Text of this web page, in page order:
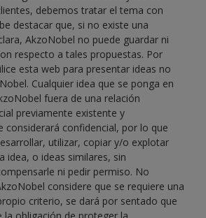
debemos tratar el tema con
destacar que, si no existe una
AkzoNobel no puede guardar ni
respecto a tales propuestas. Por
esta web para presentar ideas no
Cualquier idea que se ponga en
fuera de una relación
previamente existente y
considerará confidencial, por lo que
utilizar, copiar y/o explotar
idea, o ideas similares, sin
ni pedir permiso. No
considere que se requiere una
criterio, se dará por sentado que